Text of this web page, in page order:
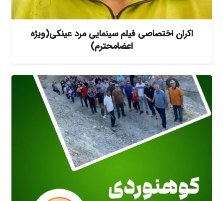
اکران اختصاصی فیلم سینمایی مرد عینکی(ویژه
اعضامحترم)